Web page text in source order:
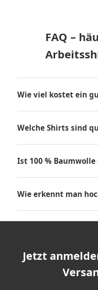
FAQ –
Wie viel kostet ein
Welche Shirts sind
Ist 100 % Baumwolle
Wie erkennt man
Jetzt